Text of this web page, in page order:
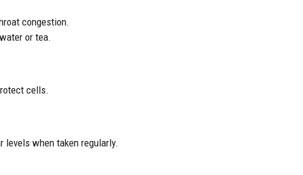
congestion.
or tea.
cells.
levels when taken regularly.